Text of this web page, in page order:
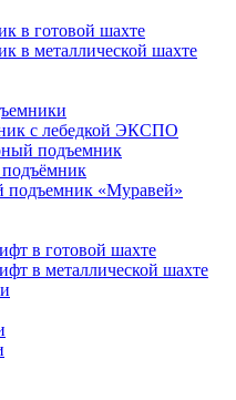
в готовой шахте
в металлической шахте
с лебедкой ЭКСПО
подъемник
подъемник «Муравей»
в готовой шахте
в металлической шахте